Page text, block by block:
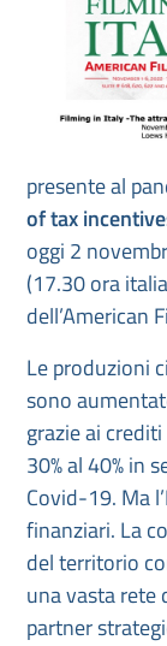
presente al
of tax
oggi 2
(17.30 ora
dell’American
Le produzioni
sono
grazie ai
30% al 40% in
Covid-19. Ma
finanziari. La
del territorio
una vasta rete
partner